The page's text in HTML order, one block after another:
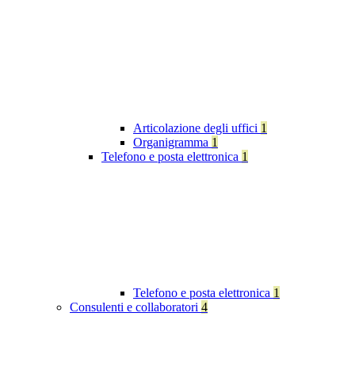
Articolazione degli uffici 1
Organigramma 1
Telefono e posta elettronica 1
Telefono e posta elettronica 1
Consulenti e collaboratori 4